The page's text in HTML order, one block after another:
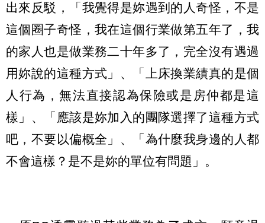
出來反駁，「我覺得是妳遇到的人奇怪，不是
這個圈子奇怪，我在這個行業做第五年了，我
的家人也是做業務二十年多了，完全沒有遇過
用妳說的這種方式」、「上床換業績真的是個
人行為，無法直接認為保險或是房仲都是這
樣」、「應該是妳加入的團隊選擇了這種方式
吧，不要以偏概全」、「為什麼我身邊的人都
不會這樣？是不是妳的單位有問題」。